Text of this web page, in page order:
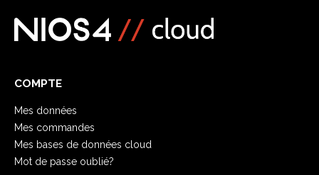
COMPTE
Mes données
Mes commandes
Mes bases de données cloud
Mot de passe oublié?